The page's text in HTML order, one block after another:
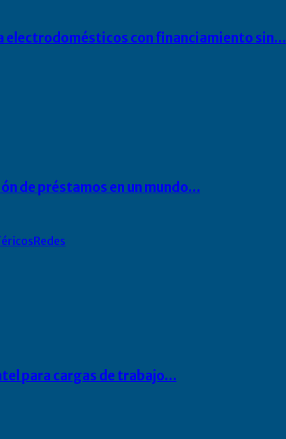
electrodomésticos con financiamiento sin…
de préstamos en un mundo…
Redes
para cargas de trabajo…